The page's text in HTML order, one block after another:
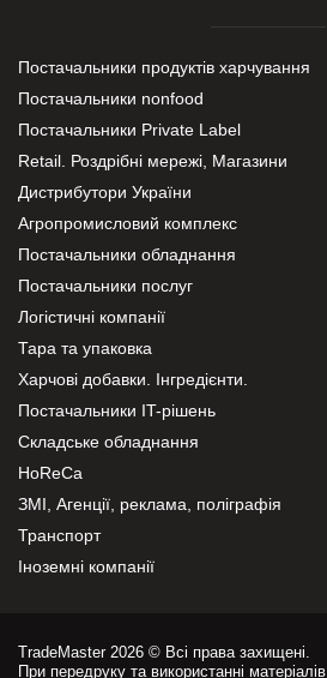
Постачальники продуктів харчування
Постачальники nonfood
Постачальники Private Label
Retail. Роздрібні мережі, Магазини
Дистрибутори України
Агропромисловий комплекс
Постачальники обладнання
Постачальники послуг
Логістичні компанії
Тара та упаковка
Харчові добавки. Інгредієнти.
Постачальники IT-рішень
Складське обладнання
HoReCa
ЗМІ, Агенції, реклама, поліграфія
Транспорт
Іноземні компанії
TradeMaster 2026 © Всі права захищені.
При передруку та використанні матеріалів